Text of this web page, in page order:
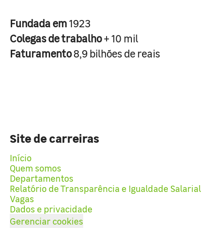
Fundada em1923
Colegas de trabalho+ 10 mil
Faturamento8,9 bilhões de reais
Site de carreiras
Início
Quem somos
Departamentos
Relatório de Transparência e Igualdade Salarial
Vagas
Dados e privacidade
Gerenciar cookies